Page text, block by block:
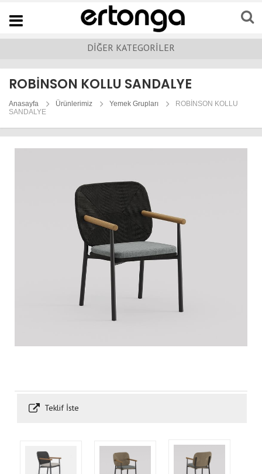
Navigation
DİĞER KATEGORİLER
ROBİNSON KOLLU SANDALYE
Anasayfa Ürünlerimiz Yemek Grupları
ROBİNSON KOLLU
SANDALYE
Teklif İste